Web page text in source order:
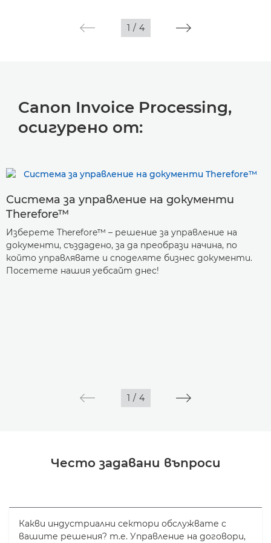
1 / 4
Canon Invoice Processing,
осигурено от:
Система за управление на документи
Therefore™
Изберете Therefore™ – решение за управление на
документи, създадено, за да преобрази начина, по
който управлявате и споделяте бизнес документи.
Посетете нашия уебсайт днес!
1 / 4
Често задавани въпроси
Какви индустриални сектори обслужвате с
вашите решения? т.е. Управление на договори,